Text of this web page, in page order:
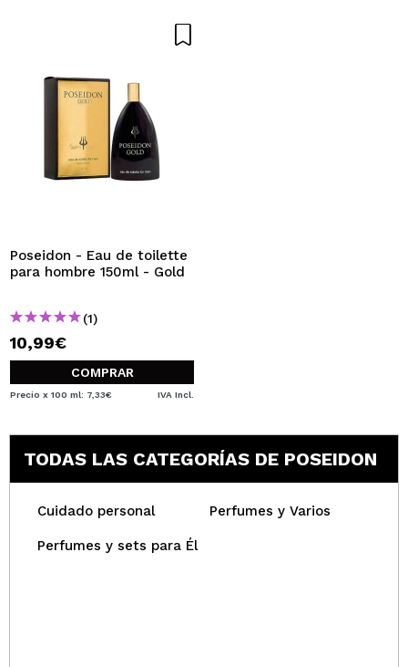
Poseidon - Eau de toilette
para hombre 150ml - Gold
(1)
10,99€
COMPRAR
Precio x 100 ml: 7,33€ IVA Incl.
TODAS LAS CATEGORÍAS DE POSEIDON
Cuidado personal Perfumes y Varios
Perfumes y sets para Él